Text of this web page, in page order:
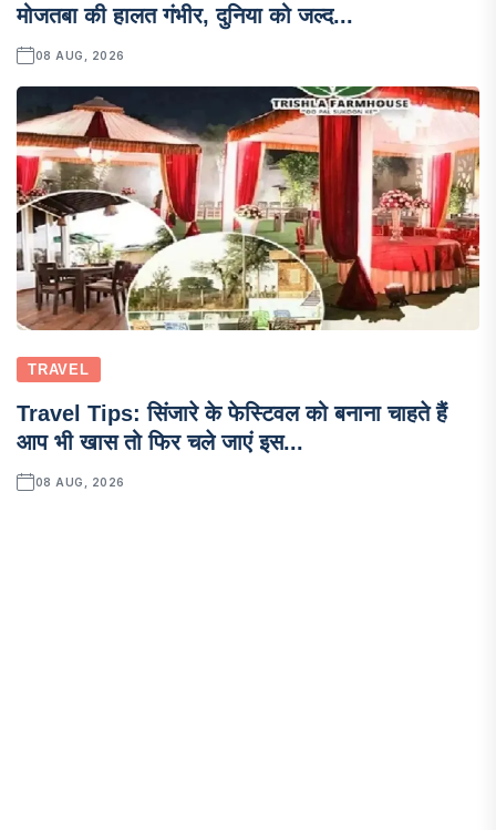
मोजतबा की हालत गंभीर, दुनिया को जल्द...
08 AUG, 2026
TRAVEL
Travel Tips: सिंजारे के फेस्टिवल को बनाना चाहते हैं
आप भी खास तो फिर चले जाएं इस...
08 AUG, 2026